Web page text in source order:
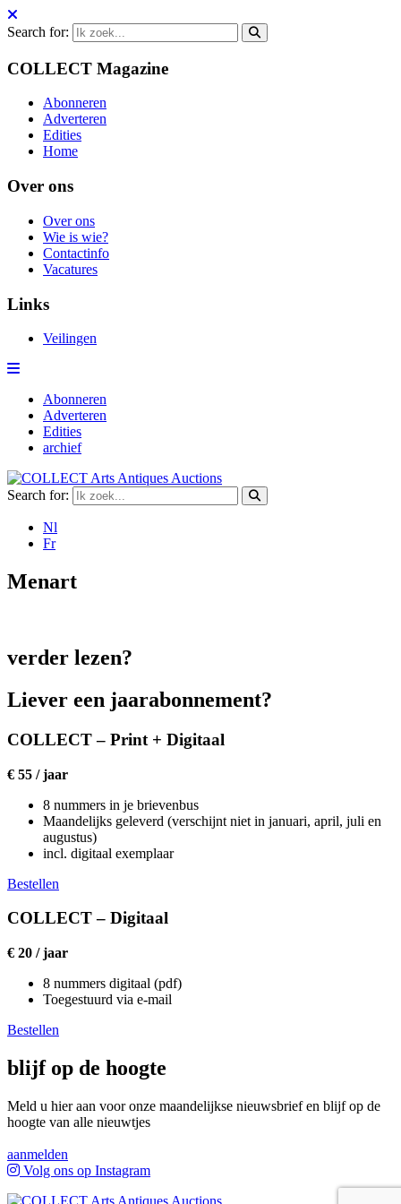
Search for:
COLLECT Magazine
Abonneren
Adverteren
Edities
Home
Over ons
Over ons
Wie is wie?
Contactinfo
Vacatures
Links
Veilingen
Abonneren
Adverteren
Edities
archief
Search for:
Nl
Fr
Menart
verder lezen?
Liever een jaarabonnement?
COLLECT – Print + Digitaal
€ 55 / jaar
8 nummers in je brievenbus
Maandelijks geleverd (verschijnt niet in januari, april, juli en
augustus)
incl. digitaal exemplaar
Bestellen
COLLECT – Digitaal
€ 20 / jaar
8 nummers digitaal (pdf)
Toegestuurd via e-mail
Bestellen
blijf op de hoogte
Meld u hier aan voor onze maandelijkse nieuwsbrief en blijf op de
hoogte van alle nieuwtjes
aanmelden
Volg ons op Instagram